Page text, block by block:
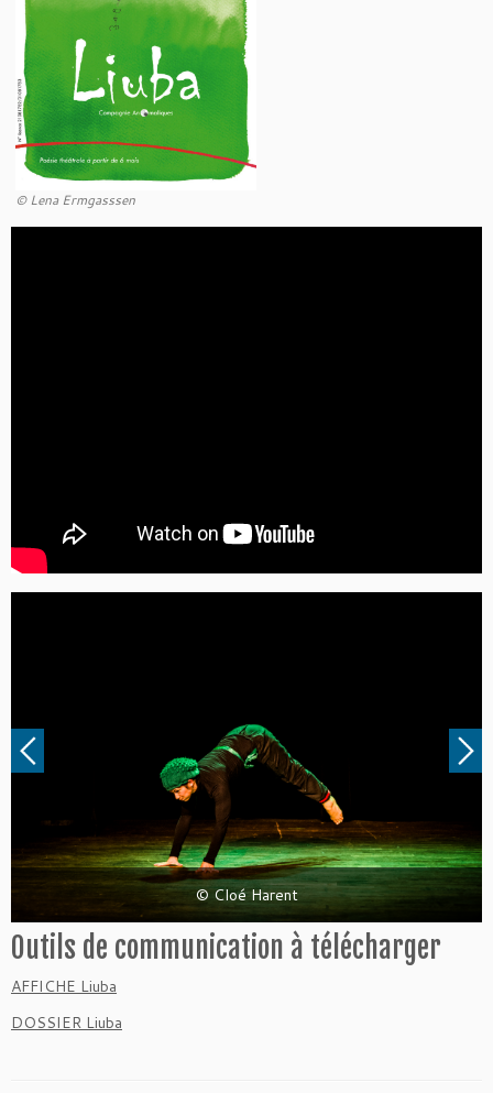
© Lena Ermgasssen
© Cloé Harent
Outils de communication à télécharger
AFFICHE Liuba
DOSSIER Liuba